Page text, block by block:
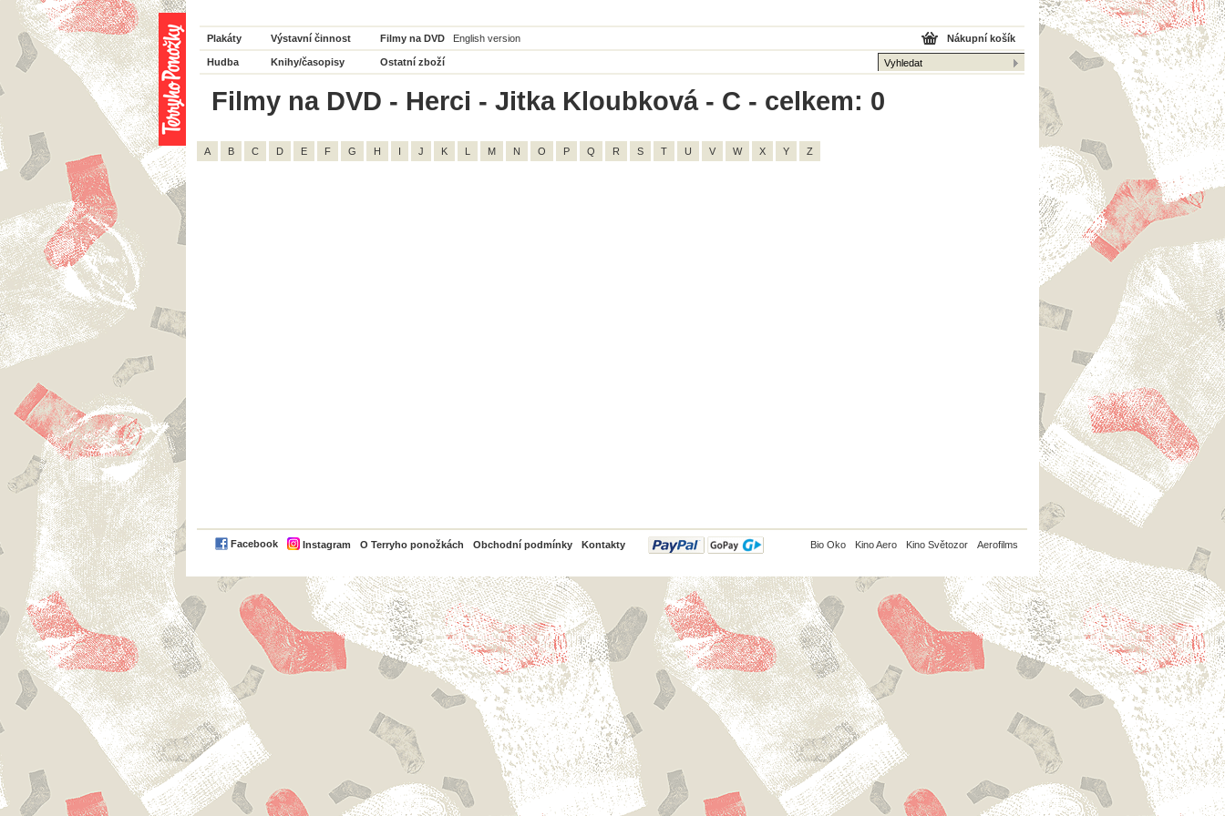
Plakáty Výstavní činnost Filmy na DVD English version
Hudba Knihy/časopisy Ostatní zboží
Nákupní košík
Filmy na DVD - Herci - Jitka Kloubková - C - celkem: 0
A B C D E F G H I J K L M N O P Q R S T U V W X Y Z
Facebook Instagram O Terryho ponožkách Obchodní podmínky Kontakty
PayPal Bio Oko Kino Aero Kino Světozor Aerofilms